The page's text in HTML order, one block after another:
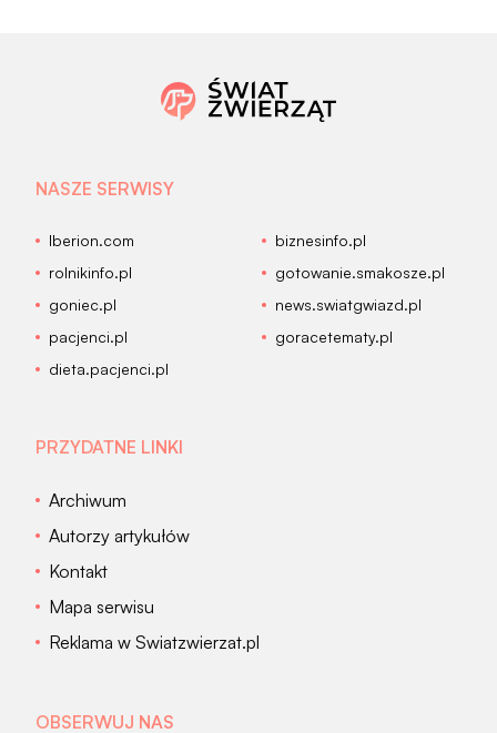
NASZE SERWISY
Iberion.com
biznesinfo.pl
rolnikinfo.pl
gotowanie.smakosze.pl
goniec.pl
news.swiatgwiazd.pl
pacjenci.pl
goracetematy.pl
dieta.pacjenci.pl
PRZYDATNE LINKI
Archiwum
Autorzy artykułów
Kontakt
Mapa serwisu
Reklama w Swiatzwierzat.pl
OBSERWUJ NAS